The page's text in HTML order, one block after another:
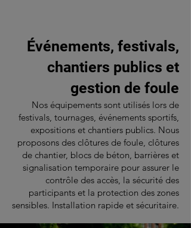
Événements, festivals,
chantiers publics et
gestion de foule
Nos équipements sont utilisés lors de
festivals, tournages, événements sportifs,
expositions et chantiers publics. Nous
proposons des clôtures de foule, clôtures
de chantier, blocs de béton, barrières et
signalisation temporaire pour assurer le
contrôle des accès, la sécurité des
participants et la protection des zones
sensibles. Installation rapide et sécuritaire.